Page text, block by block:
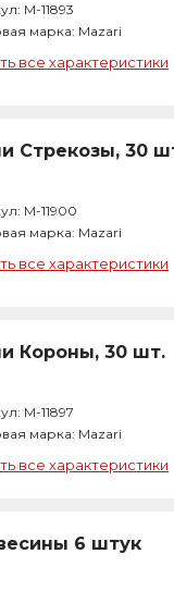
M-11893
марка: Mazari
все характеристики
Стрекозы, 30
M-11900
марка: Mazari
все характеристики
Короны, 30 шт.
M-11897
марка: Mazari
все характеристики
6 штук